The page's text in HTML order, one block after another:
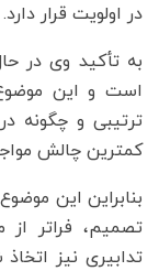
در اولویت قرار دارد.
به تأکید وی در
است و این
ترتیبی و چگونه
کمترین چالش
بنابراین این
تصمیم، فراتر
تدابیری نیز